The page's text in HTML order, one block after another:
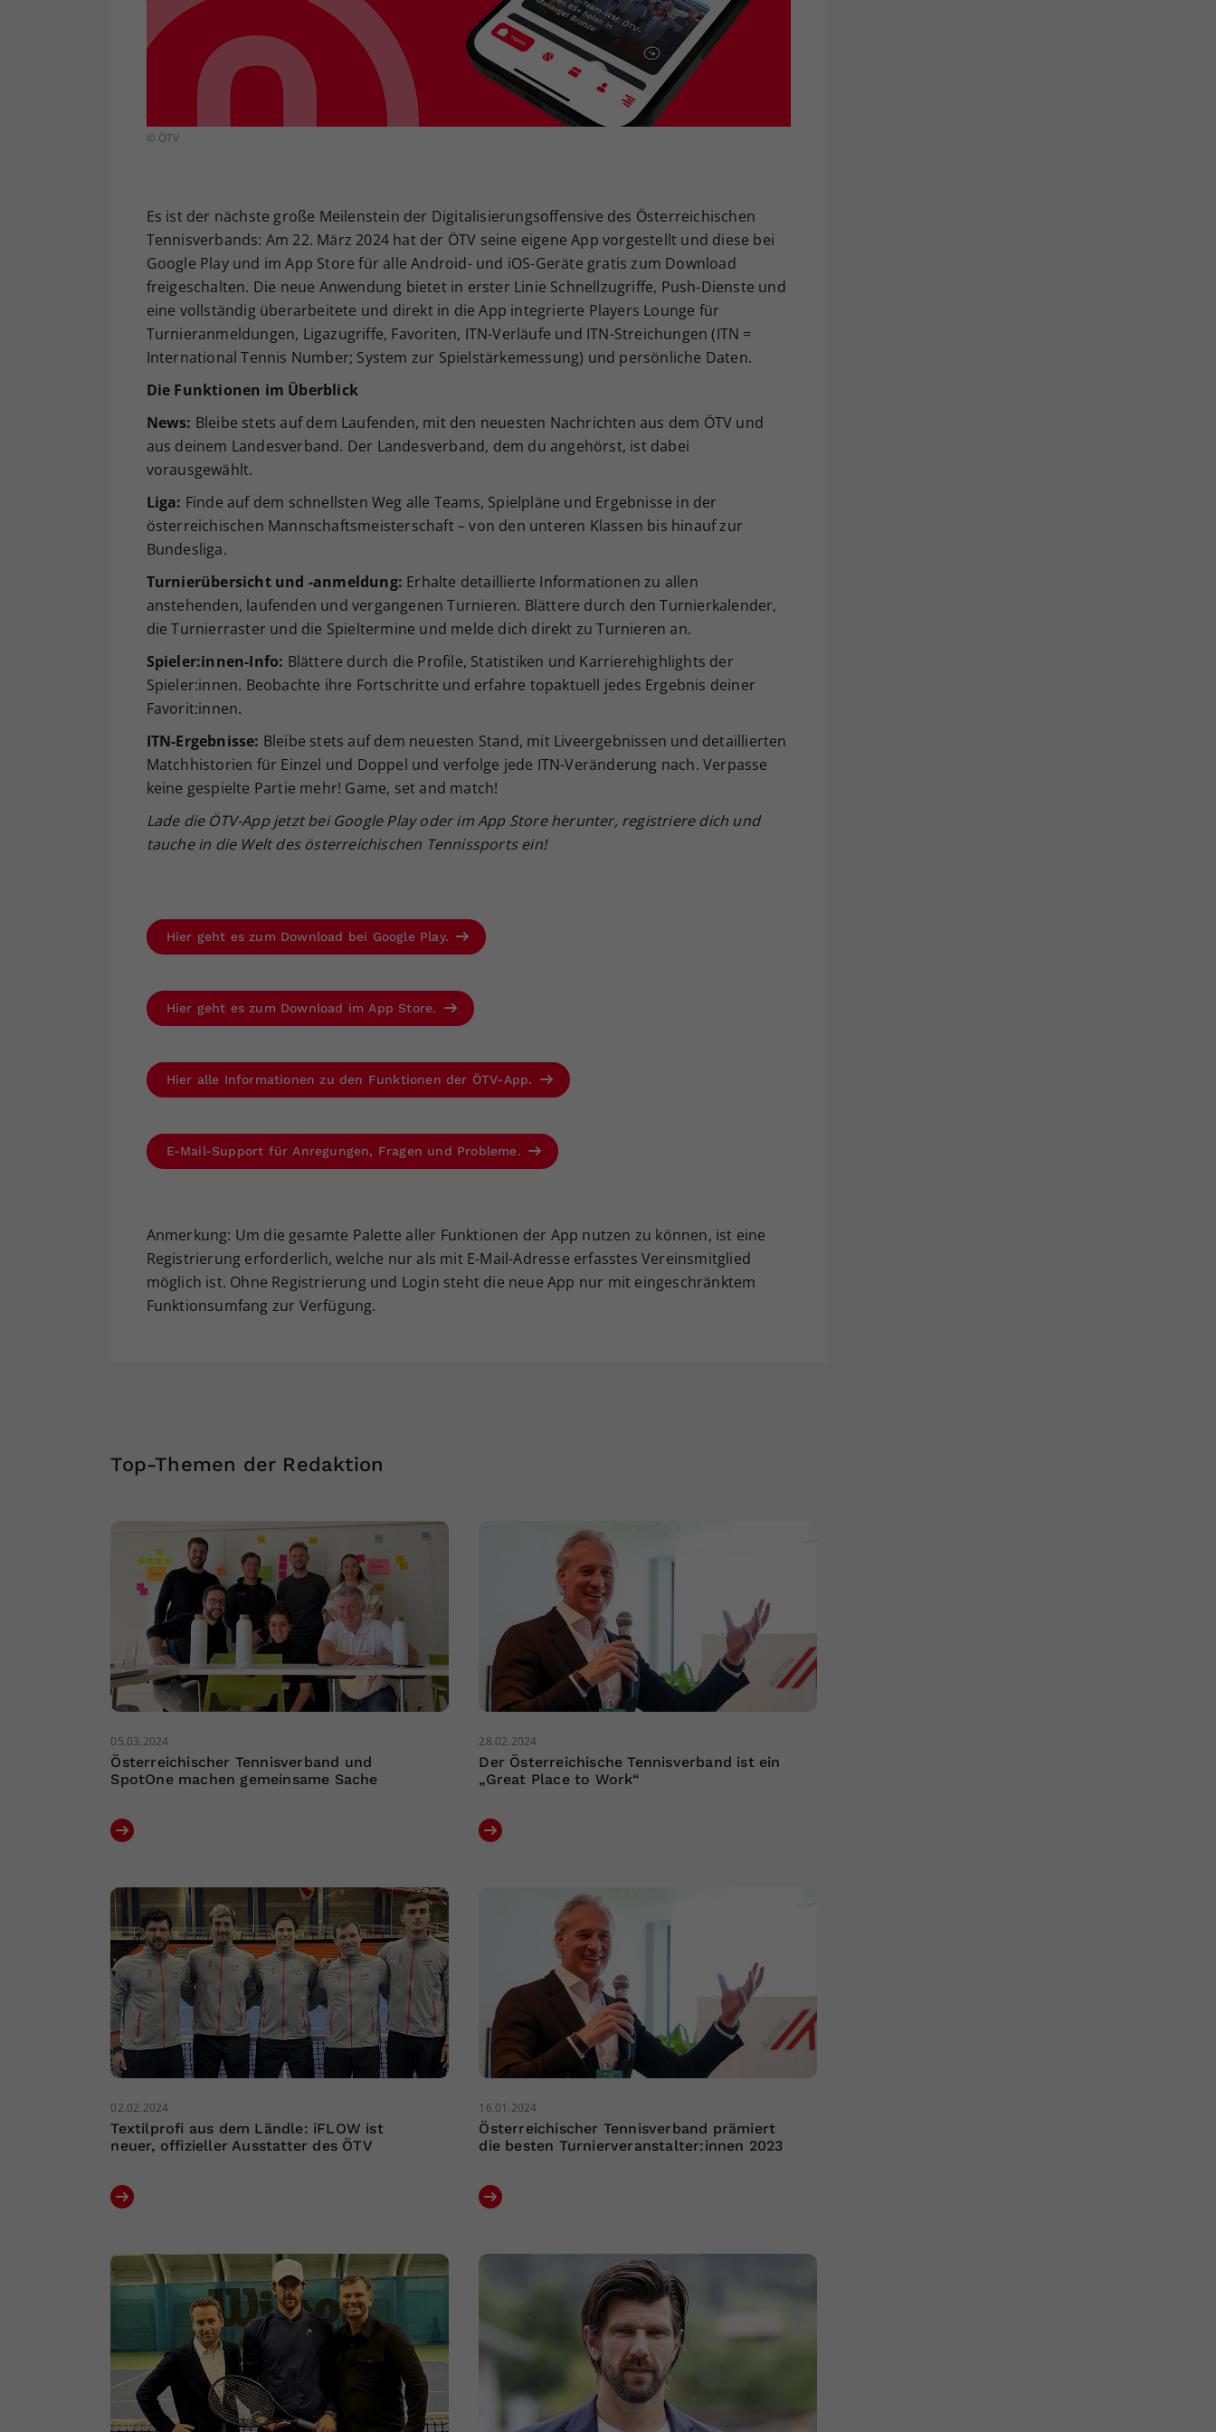
© ÖTV
Es ist der nächste große Meilenstein der Digitalisierungsoffensive des Österreichischen
Tennisverbands: Am 22. März 2024 hat der ÖTV seine eigene App vorgestellt und diese bei
Google Play und im App Store für alle Android- und iOS-Geräte gratis zum Download
freigeschalten. Die neue Anwendung bietet in erster Linie Schnellzugriffe, Push-Dienste und
eine vollständig überarbeitete und direkt in die App integrierte Players Lounge für
Turnieranmeldungen, Ligazugriffe, Favoriten, ITN-Verläufe und ITN-Streichungen (ITN =
International Tennis Number; System zur Spielstärkemessung) und persönliche Daten.
Die Funktionen im Überblick
News: Bleibe stets auf dem Laufenden, mit den neuesten Nachrichten aus dem ÖTV und
aus deinem Landesverband. Der Landesverband, dem du angehörst, ist dabei
vorausgewählt.
Liga: Finde auf dem schnellsten Weg alle Teams, Spielpläne und Ergebnisse in der
österreichischen Mannschaftsmeisterschaft – von den unteren Klassen bis hinauf zur
Bundesliga.
Turnierübersicht und -anmeldung: Erhalte detaillierte Informationen zu allen
anstehenden, laufenden und vergangenen Turnieren. Blättere durch den Turnierkalender,
die Turnierraster und die Spieltermine und melde dich direkt zu Turnieren an.
Spieler:innen-Info: Blättere durch die Profile, Statistiken und Karrierehighlights der
Spieler:innen. Beobachte ihre Fortschritte und erfahre topaktuell jedes Ergebnis deiner
Favorit:innen.
ITN-Ergebnisse: Bleibe stets auf dem neuesten Stand, mit Liveergebnissen und detaillierten
Matchhistorien für Einzel und Doppel und verfolge jede ITN-Veränderung nach. Verpasse
keine gespielte Partie mehr! Game, set and match!
Lade die ÖTV-App jetzt bei Google Play oder im App Store herunter, registriere dich und
tauche in die Welt des österreichischen Tennissports ein!
Hier geht es zum Download bei Google Play.
Hier geht es zum Download im App Store.
Hier alle Informationen zu den Funktionen der ÖTV-App.
E-Mail-Support für Anregungen, Fragen und Probleme.
Anmerkung: Um die gesamte Palette aller Funktionen der App nutzen zu können, ist eine
Registrierung erforderlich, welche nur als mit E-Mail-Adresse erfasstes Vereinsmitglied
möglich ist. Ohne Registrierung und Login steht die neue App nur mit eingeschränktem
Funktionsumfang zur Verfügung.
Top-Themen der Redaktion
05.03.2024
Österreichischer Tennisverband und
SpotOne machen gemeinsame Sache
28.02.2024
Der Österreichische Tennisverband ist ein
„Great Place to Work“
02.02.2024
Textilprofi aus dem Ländle: iFLOW ist
neuer, offizieller Ausstatter des ÖTV
16.01.2024
Österreichischer Tennisverband prämiert
die besten Turnierveranstalter:innen 2023
Ihrer vorgenommen Einstellungen, falls der
Webseiten-Betreiber dies eingestellt hat.